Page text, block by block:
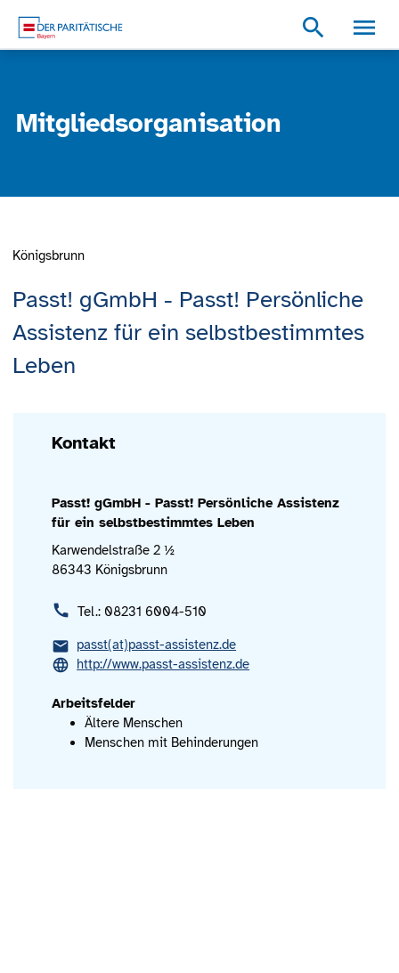
search
Mitgliedsorganisation
Passt! gGmbH - Passt! Persönliche
Assistenz für ein selbstbestimmtes
Leben
Königsbrunn
Kontakt
Passt! gGmbH - Passt! Persönliche Assistenz
für ein selbstbestimmtes Leben
Karwendelstraße 2 ½
86343 Königsbrunn
Tel.: 08231 6004-510
passt(at)passt-assistenz.de
http://www.passt-assistenz.de
Arbeitsfelder
Ältere Menschen
Menschen mit Behinderungen